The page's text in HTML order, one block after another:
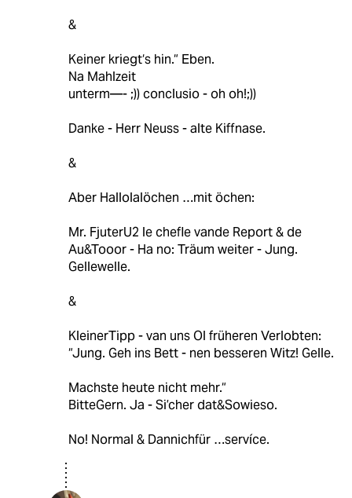
&
Keiner kriegt‘s hin.“ Eben.
Na Mahlzeit
unterm—- ;)) conclusio - oh oh!;))
Danke - Herr Neuss - alte Kiffnase.
&
Aber Hallolalöchen …mit öchen:
Mr. FjuterU2 le chefle vande Report & de
Au&Tooor - Ha no: Träum weiter - Jung.
Gellewelle.
&
KleinerTipp - van uns Ol früheren Verlobten:
“Jung. Geh ins Bett - nen besseren Witz! Gelle.
Machste heute nicht mehr.“
BitteGern. Ja - Si’cher dat&Sowieso.
No! Normal & Dannichfür …servíce.